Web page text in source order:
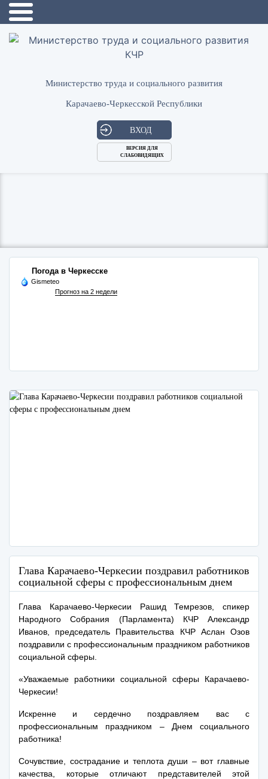
Министерство труда и социального развития
Карачаево-Черкесской Республики
ВХОД
ВЕРСИЯ ДЛЯ
СЛАБОВИДЯЩИХ
Погода в Черкесске
Gismeteo
Прогноз на 2 недели
Глава Карачаево-Черкесии поздравил работников
социальной сферы с профессиональным днем
Глава Карачаево-Черкесии Рашид Темрезов, спикер
Народного Собрания (Парламента) КЧР Александр
Иванов, председатель Правительства КЧР Аслан Озов
поздравили с профессиональным праздником работников
социальной сферы.
«Уважаемые работники социальной сферы Карачаево-
Черкесии!
Искренне и сердечно поздравляем вас с
профессиональным праздником – Днем социального
работника!
Сочувствие, сострадание и теплота души – вот главные
качества, которые отличают представителей этой